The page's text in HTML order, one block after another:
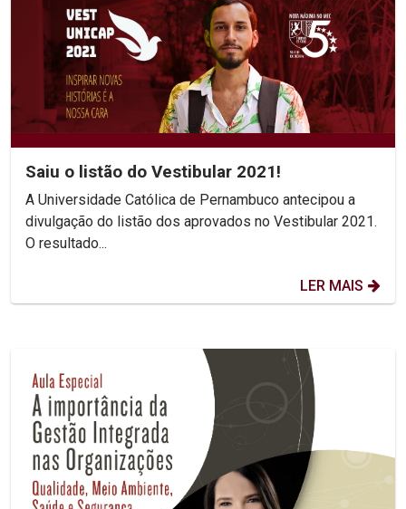
Saiu o listão do Vestibular 2021!
A Universidade Católica de Pernambuco antecipou a
divulgação do listão dos aprovados no Vestibular 2021.
O resultado...
LER MAIS